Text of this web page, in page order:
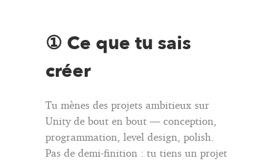
① Ce que tu sais
créer
Tu mènes des projets ambitieux sur
Unity de bout en bout — conception,
programmation, level design, polish.
Pas de demi-finition : tu tiens un projet